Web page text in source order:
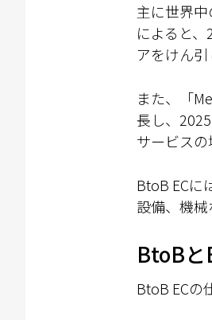
主に世界
によると
アをけん引
また、「
長し、
サービス
BtoB ECに
設備、機
BtoBと
BtoB ECの